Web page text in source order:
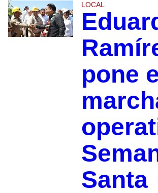
LOCAL
pone
Santa